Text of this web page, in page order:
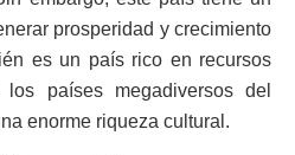
prosperidad y crecimiento
es un país rico en recursos
países megadiversos del
enorme riqueza cultural.